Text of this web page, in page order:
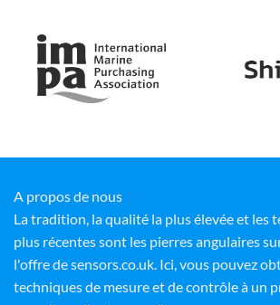
A propos de nous
La tradition, la qualité la plus élevée et les
plus récentes sont les pierres angulaires
l'offre de sensors.co.uk. Ici, vous pouvez
techniques de mesure et de contrôle à un